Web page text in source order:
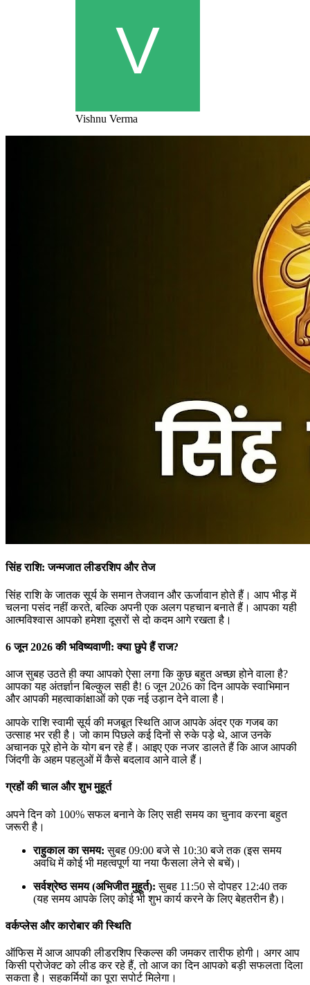
Vishnu Verma
सिंह राशि: जन्मजात लीडरशिप और तेज
सिंह राशि के जातक सूर्य के समान तेजवान और ऊर्जावान होते हैं। आप भीड़ में
चलना पसंद नहीं करते, बल्कि अपनी एक अलग पहचान बनाते हैं। आपका यही
आत्मविश्वास आपको हमेशा दूसरों से दो कदम आगे रखता है।
6 जून 2026 की भविष्यवाणी: क्या छुपे हैं राज?
आज सुबह उठते ही क्या आपको ऐसा लगा कि कुछ बहुत अच्छा होने वाला है?
आपका यह अंतर्ज्ञान बिल्कुल सही है! 6 जून 2026 का दिन आपके स्वाभिमान
और आपकी महत्वाकांक्षाओं को एक नई उड़ान देने वाला है।
आपके राशि स्वामी सूर्य की मजबूत स्थिति आज आपके अंदर एक गजब का
उत्साह भर रही है। जो काम पिछले कई दिनों से रुके पड़े थे, आज उनके
अचानक पूरे होने के योग बन रहे हैं। आइए एक नजर डालते हैं कि आज आपकी
जिंदगी के अहम पहलुओं में कैसे बदलाव आने वाले हैं।
ग्रहों की चाल और शुभ मुहूर्त
अपने दिन को 100% सफल बनाने के लिए सही समय का चुनाव करना बहुत
जरूरी है।
राहुकाल का समय: सुबह 09:00 बजे से 10:30 बजे तक (इस समय
अवधि में कोई भी महत्वपूर्ण या नया फैसला लेने से बचें)।
सर्वश्रेष्ठ समय (अभिजीत मुहूर्त): सुबह 11:50 से दोपहर 12:40 तक
(यह समय आपके लिए कोई भी शुभ कार्य करने के लिए बेहतरीन है)।
वर्कप्लेस और कारोबार की स्थिति
ऑफिस में आज आपकी लीडरशिप स्किल्स की जमकर तारीफ होगी। अगर आप
किसी प्रोजेक्ट को लीड कर रहे हैं, तो आज का दिन आपको बड़ी सफलता दिला
सकता है। सहकर्मियों का पूरा सपोर्ट मिलेगा।